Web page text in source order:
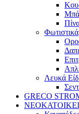
Φωτιστικά
Λευκά
GRECO